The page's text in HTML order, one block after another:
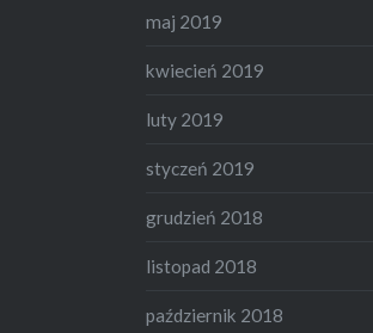
maj 2019
kwiecień 2019
luty 2019
styczeń 2019
grudzień 2018
listopad 2018
październik 2018